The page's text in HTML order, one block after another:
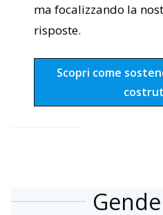
ma focalizzando la
risposte.
Scopri come